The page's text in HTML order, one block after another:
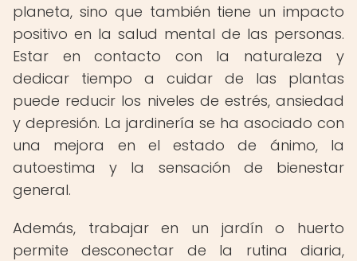
planeta, sino que también tiene un impacto
positivo en la salud mental de las personas.
Estar en contacto con la naturaleza y
dedicar tiempo a cuidar de las plantas
puede reducir los niveles de estrés, ansiedad
y depresión. La jardinería se ha asociado con
una mejora en el estado de ánimo, la
autoestima y la sensación de bienestar
general.
Además, trabajar en un jardín o huerto
permite desconectar de la rutina diaria,